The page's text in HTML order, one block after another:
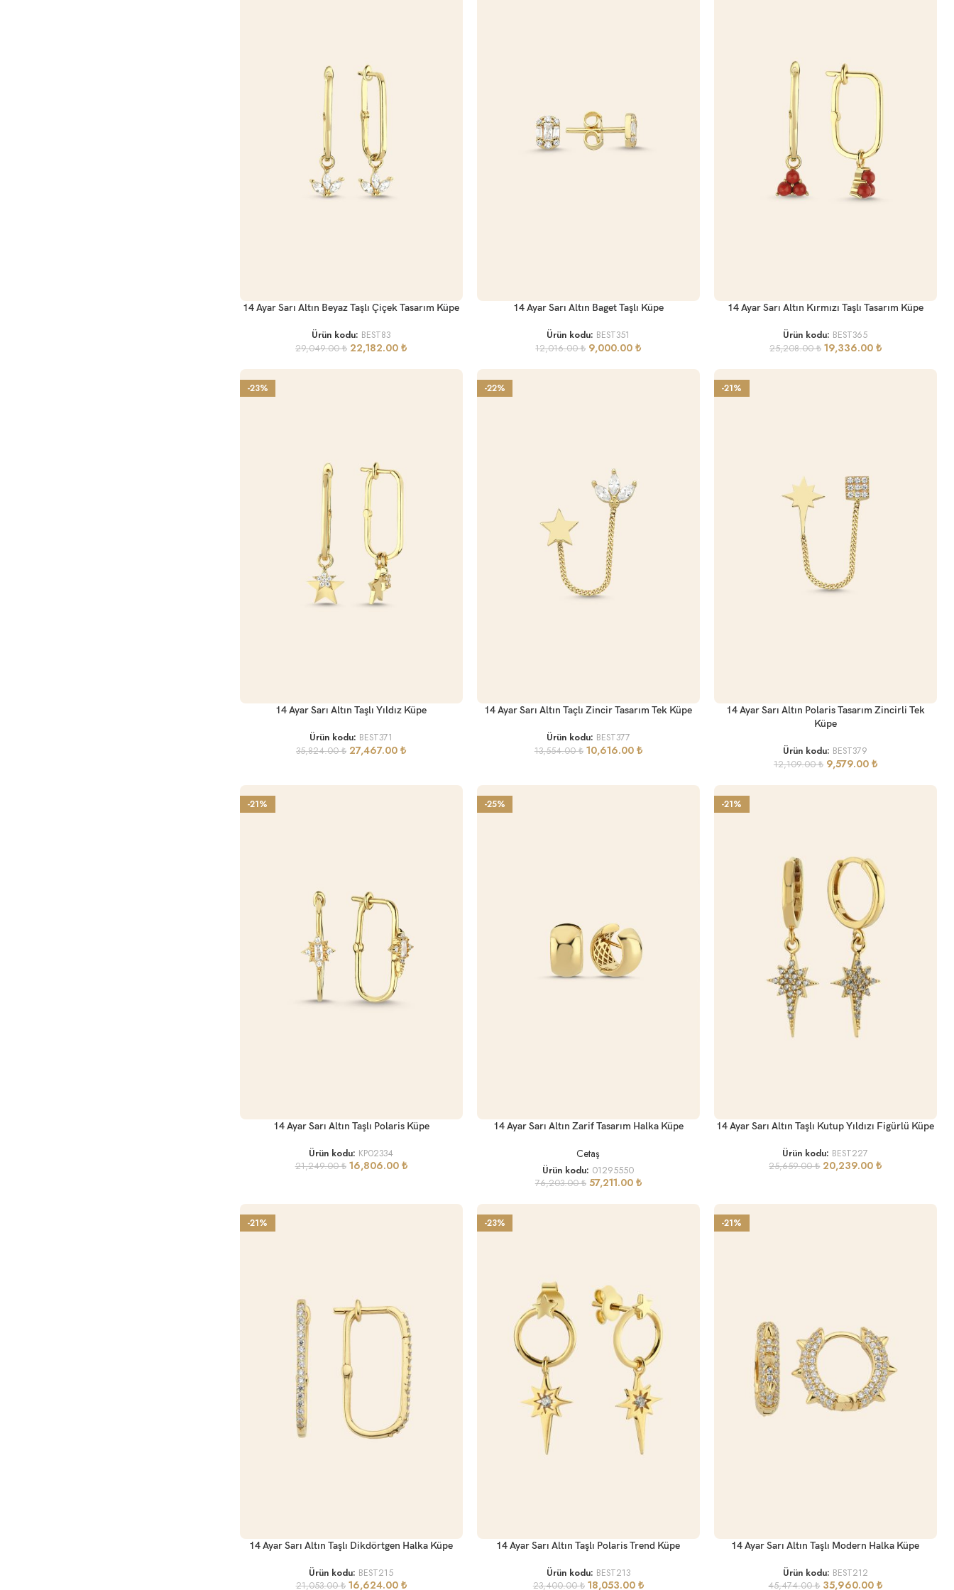
SEPETE EKLE
14 Ayar Sarı Altın Beyaz Taşlı Çiçek Tasarım Küpe
Ürün kodu: BEST83
29,049.00₺ 22,182.00₺
SEPETE EKLE14 Ayar Sarı Altın Baget Taşlı Küpe
Ürün kodu: BEST351
12,016.00₺ 9,000.00₺
SEPETE EKLE
14 Ayar Sarı Altın Kırmızı Taşlı Tasarım Küpe
Ürün kodu: BEST365
25,208.00₺ 19,336.00 ₺
-23%
SEPETE EKLE14 Ayar Sarı Altın Taşlı Yıldız Küpe
Ürün kodu: BEST371
35,824.00₺ 27,467.00₺
-22%
SEPETE EKLE
14 Ayar Sarı Altın Taçlı Zincir Tasarım Tek Küpe
Ürün kodu: BEST377
13,554.00₺ 10,616.00 ₺
-21%
SEPETE EKLE
14 Ayar Sarı Altın Polaris Tasarım Zincirli Tek
Küpe
Ürün kodu: BEST379
12,109.00₺ 9,579.00 ₺
-21%
SEPETE EKLE14 Ayar Sarı Altın Taşlı Polaris Küpe
Ürün kodu: KP02334
21,249.00₺ 16,806.00 ₺
-25%
SEPETE EKLE
14 Ayar Sarı Altın Zarif Tasarım Halka Küpe
Cetaş
Ürün kodu: 01295550
76,203.00₺ 57,211.00 ₺
-21%
SEPETE EKLE
14 Ayar Sarı Altın Taşlı Kutup Yıldızı Figürlü Küpe
Ürün kodu: BEST227
25,659.00₺ 20,239.00₺
-21%
SEPETE EKLE
14 Ayar Sarı Altın Taşlı Dikdörtgen Halka Küpe
Ürün kodu: BEST215
21,053.00₺ 16,624.00 ₺
-23%
SEPETE EKLE
14 Ayar Sarı Altın Taşlı Polaris Trend Küpe
Ürün kodu: BEST213
23,400.00₺ 18,053.00 ₺
-21%
SEPETE EKLE
14 Ayar Sarı Altın Taşlı Modern Halka Küpe
Ürün kodu: BEST212
45,474.00₺ 35,960.00₺